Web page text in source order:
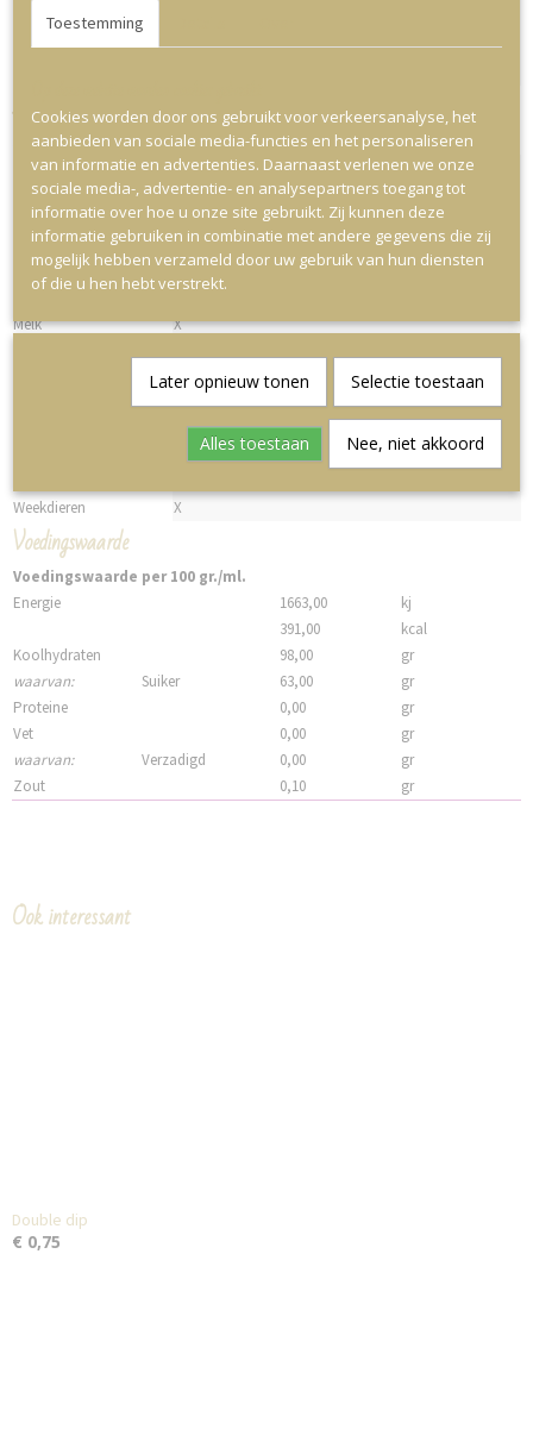
Vrij van AZO
Allergenen
Allergie: Afwezig Aanwezig Sporen
Onbekend
Gluten
X
Schaaldieren
X
Eieren
X
X
Pinda
X
Melk
X
X
X
Weekdieren
X
Voedingswaarde
Voedingswaarde per 100 gr./ml.
Energie
1663,00
kj
391,00
kcal
Koolhydraten
98,00
gr
waarvan:
Suiker 63,00
gr
Proteine
0,00
gr
Vet
0,00
gr
waarvan:
Verzadigd 0,00
gr
Zout
0,10 gr
Ook interessant
Double dip
€ 0,75
Toestemming
Cookies worden door ons gebruikt voor verkeersanalyse, het
aanbieden van sociale media-functies en het personaliseren
van informatie en advertenties. Daarnaast verlenen we onze
sociale media-, advertentie- en analysepartners toegang tot
informatie over hoe u onze site gebruikt. Zij kunnen deze
informatie gebruiken in combinatie met andere gegevens die zij
mogelijk hebben verzameld door uw gebruik van hun diensten
of die u hen hebt verstrekt.
Later opnieuw tonen Selectie toestaan
Alles toestaan Nee, niet akkoord